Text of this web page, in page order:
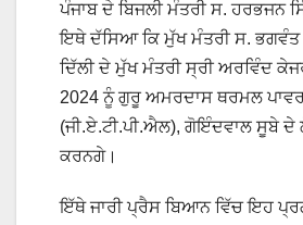
ਪੰਜਾਬ ਦੇ ਬਿਜਲੀ ਮੰਤਰੀ ਸ. ਹਰਭਜਨ
ਇਥੇ ਦੱਸਿਆ ਕਿ ਮੁੱਖ ਮੰਤਰੀ ਸ. ਭਗਵੰਤ
ਦਿੱਲੀ ਦੇ ਮੁੱਖ ਮੰਤਰੀ ਸ੍ਰੀ ਅਰਵਿੰਦ
2024 ਨੂੰ ਗੁਰੂ ਅਮਰਦਾਸ ਥਰਮਲ
(ਜੀ.ਏ.ਟੀ.ਪੀ.ਐਲ), ਗੋਇੰਦਵਾਲ ਸੂਬੇ ਦੇ
ਕਰਨਗੇ।
ਇੱਥੇ ਜਾਰੀ ਪ੍ਰੈਸ ਬਿਆਨ ਵਿੱਚ ਇਹ